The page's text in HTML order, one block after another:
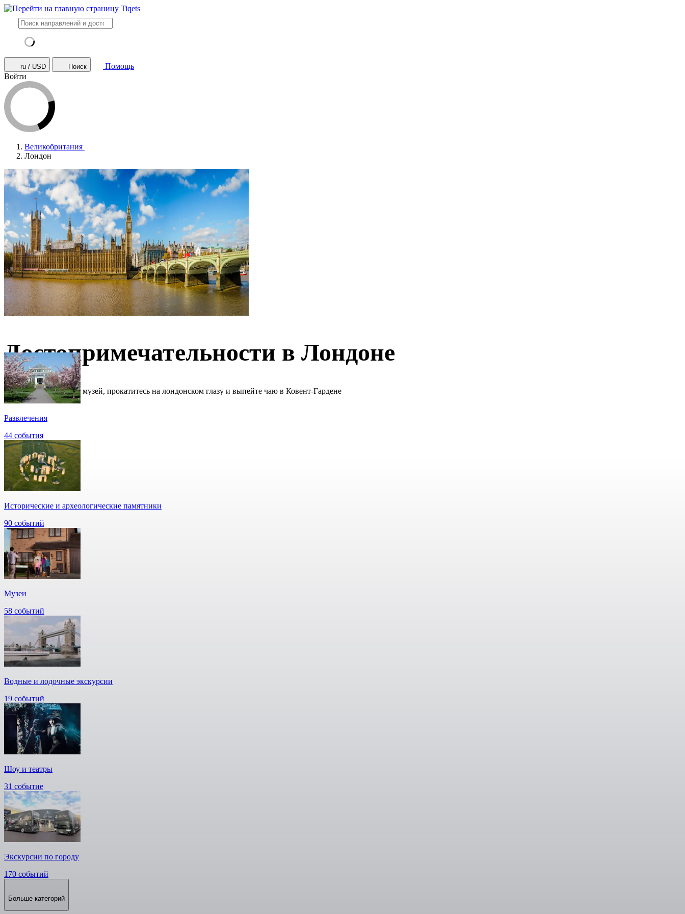
ru / USD Поиск
Помощь
Войти
Великобритания
Лондон
Достопримечательности в Лондоне
Посетите Британский музей, прокатитесь на лондонском глазу и выпейте чаю в Ковент-Гардене
Развлечения
44 события
Исторические и археологические памятники
90 событий
Музеи
58 событий
Водные и лодочные экскурсии
19 событий
Шоу и театры
31 событие
Экскурсии по городу
170 событий
Больше категорий